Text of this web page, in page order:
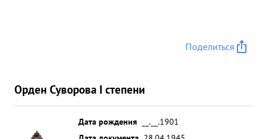
Поделиться
Орден Суворова I степени
Дата рождения
__.__.1901